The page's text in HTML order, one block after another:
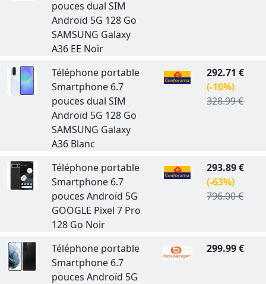
pouces dual SIM
Androïd 5G 128 Go
SAMSUNG Galaxy
A36 EE Noir
Téléphone portable
Smartphone 6.7
pouces dual SIM
Androïd 5G 128 Go
SAMSUNG Galaxy
A36 Blanc
292.71 €
(-10%)
328.99 €
Téléphone portable
Smartphone 6.7
pouces Androïd 5G
GOOGLE Pixel 7 Pro
128 Go Noir
293.89 €
(-63%)
796.00 €
Téléphone portable
Smartphone 6.7
pouces Androïd 5G
299.99 €